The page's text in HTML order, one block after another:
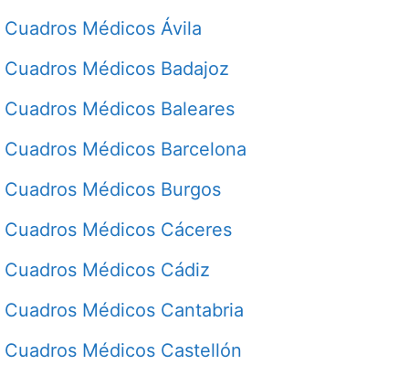
Cuadros Médicos Ávila
Cuadros Médicos Badajoz
Cuadros Médicos Baleares
Cuadros Médicos Barcelona
Cuadros Médicos Burgos
Cuadros Médicos Cáceres
Cuadros Médicos Cádiz
Cuadros Médicos Cantabria
Cuadros Médicos Castellón